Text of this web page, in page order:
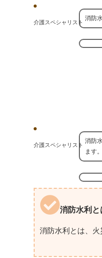
介護スペシャリスト
消防
介護スペシャリスト
消防
ます。
消防水利と
消防水利とは、火